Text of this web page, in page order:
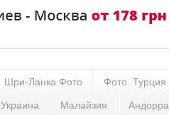
Шри-Ланка Фото Фото. Турция
Украина Малайзия Андорра